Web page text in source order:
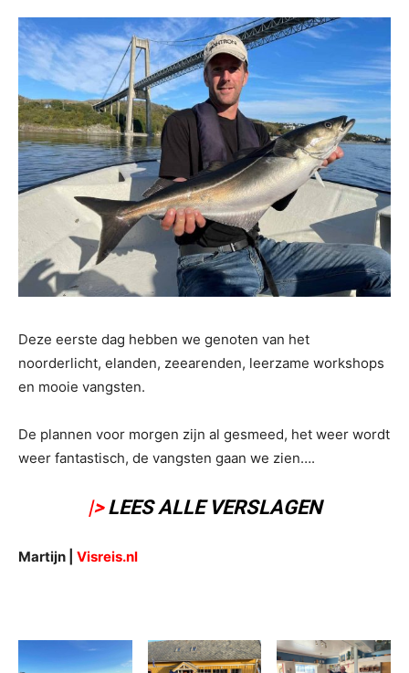
Deze eerste dag hebben we genoten van het
noorderlicht, elanden, zeearenden, leerzame workshops
en mooie vangsten.
De plannen voor morgen zijn al gesmeed, het weer wordt
weer fantastisch, de vangsten gaan we zien….
|> LEES ALLE VERSLAGEN
Martijn | Visreis.nl